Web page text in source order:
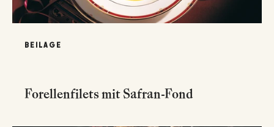
BEILAGE
Forellenfilets mit Safran-Fond